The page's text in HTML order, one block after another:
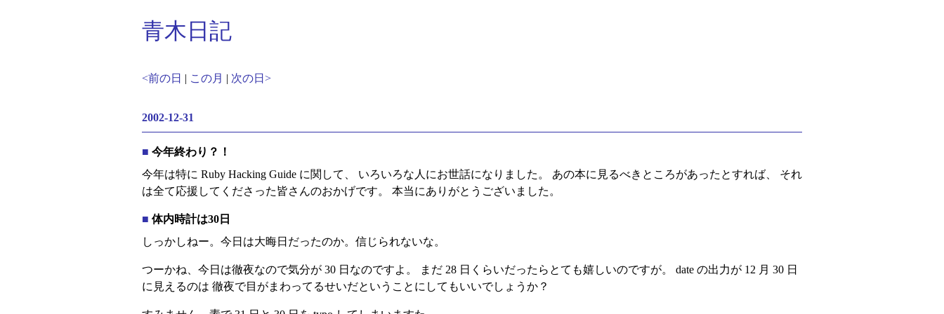
青木日記
<前の日 | この月 | 次の日>
2002-12-31
■ 今年終わり？！
今年は特に Ruby Hacking Guide に関して、 いろいろな人にお世話になりました。 あの本に見るべきところがあったとすれば、 それ
は全て応援してくださった皆さんのおかげです。 本当にありがとうございました。
■ 体内時計は30日
しっかしねー。今日は大晦日だったのか。信じられないな。
つーかね、今日は徹夜なので気分が 30 日なのですよ。 まだ 28 日くらいだったらとても嬉しいのですが。 date の出力が 12 月 30 日
に見えるのは 徹夜で目がまわってるせいだということにしてもいいでしょうか？